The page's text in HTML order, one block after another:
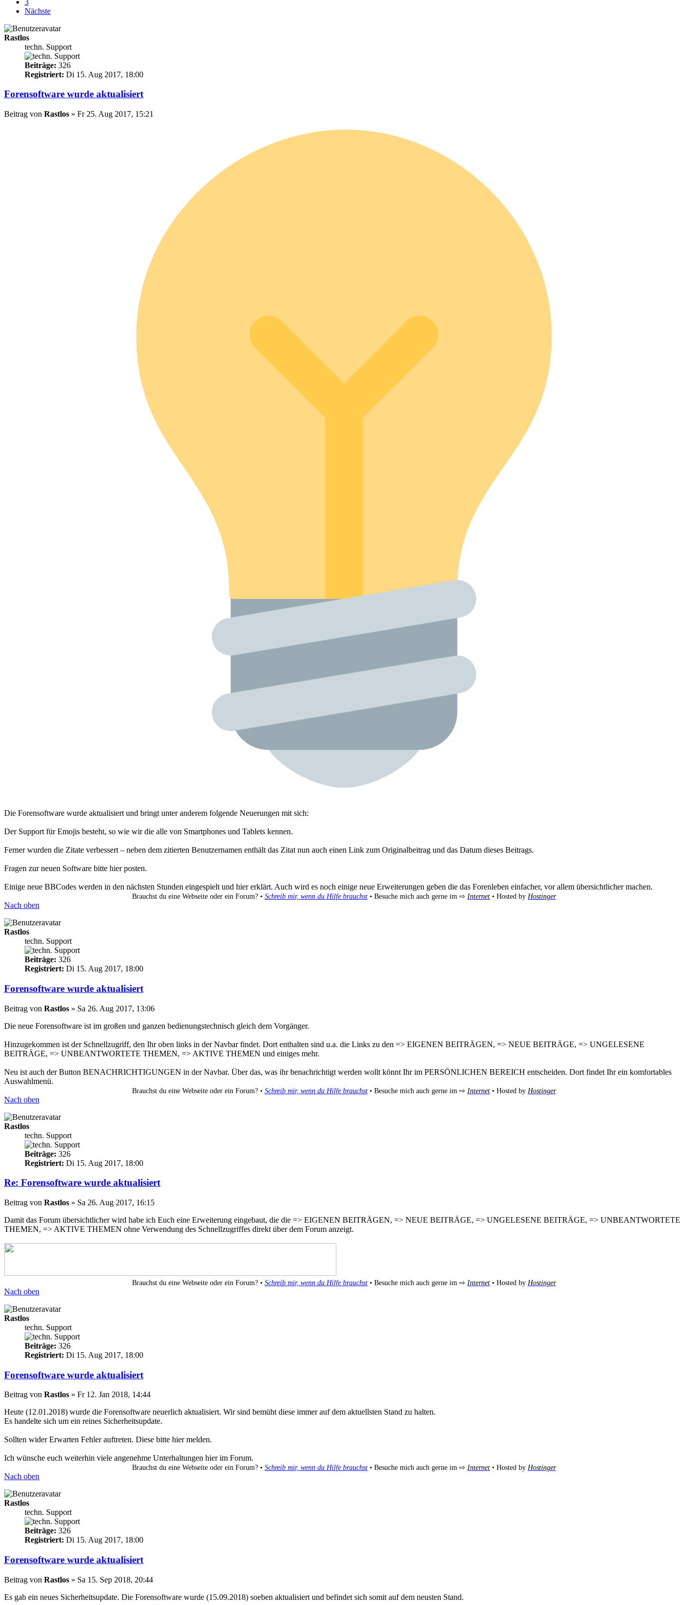
Nächste
Rastlos
techn. Support
Beiträge: 326
Registriert: Di 15. Aug 2017, 18:00
Forensoftware wurde aktualisiert
Beitrag von Rastlos » Fr 25. Aug 2017, 15:21
Die Forensoftware wurde aktualisiert und bringt unter anderem folgende Neuerungen mit sich:
Der Support für Emojis besteht, so wie wir die alle von Smartphones und Tablets kennen.
Ferner wurden die Zitate verbessert – neben dem zitierten Benutzernamen enthält das Zitat nun auch einen Link zum Originalbeitrag und das Datum dieses Beitrags.
Fragen zur neuen Software bitte hier posten.
Einige neue BBCodes werden in den nächsten Stunden eingespielt und hier erklärt. Auch wird es noch einige neue Erweiterungen geben die das Forenleben einfacher, vor allem übersichtlicher machen.
Brauchst du eine Webseite oder ein Forum? • Schreib mir, wenn du Hilfe brauchst • Besuche mich auch gerne im ⇨ Internet • Hosted by Hostinger
Nach oben
Rastlos
techn. Support
Beiträge: 326
Registriert: Di 15. Aug 2017, 18:00
Forensoftware wurde aktualisiert
Beitrag von Rastlos » Sa 26. Aug 2017, 13:06
Die neue Forensoftware ist im großen und ganzen bedienungstechnisch gleich dem Vorgänger.
Hinzugekommen ist der Schnellzugriff, den Ihr oben links in der Navbar findet. Dort enthalten sind u.a. die Links zu den => EIGENEN BEITRÄGEN, => NEUE BEITRÄGE, => UNGELESENE
BEITRÄGE, => UNBEANTWORTETE THEMEN, => AKTIVE THEMEN und einiges mehr.
Neu ist auch der Button BENACHRICHTIGUNGEN in der Navbar. Über das, was ihr benachrichtigt werden wollt könnt Ihr im PERSÖNLICHEN BEREICH entscheiden. Dort findet Ihr ein komfortables
Auswahlmenü.
Brauchst du eine Webseite oder ein Forum? • Schreib mir, wenn du Hilfe brauchst • Besuche mich auch gerne im ⇨ Internet • Hosted by Hostinger
Nach oben
Rastlos
techn. Support
Beiträge: 326
Registriert: Di 15. Aug 2017, 18:00
Re: Forensoftware wurde aktualisiert
Beitrag von Rastlos » Sa 26. Aug 2017, 16:15
Damit das Forum übersichtlicher wird habe ich Euch eine Erweiterung eingebaut, die die => EIGENEN BEITRÄGEN, => NEUE BEITRÄGE, => UNGELESENE BEITRÄGE, => UNBEANTWORTETE
THEMEN, => AKTIVE THEMEN ohne Verwendung des Schnellzugriffes direkt über dem Forum anzeigt.
Brauchst du eine Webseite oder ein Forum? • Schreib mir, wenn du Hilfe brauchst • Besuche mich auch gerne im ⇨ Internet • Hosted by Hostinger
Nach oben
Rastlos
techn. Support
Beiträge: 326
Registriert: Di 15. Aug 2017, 18:00
Forensoftware wurde aktualisiert
Beitrag von Rastlos » Fr 12. Jan 2018, 14:44
Heute (12.01.2018) wurde die Forensoftware neuerlich aktualisiert. Wir sind bemüht diese immer auf dem aktuellsten Stand zu halten.
Es handelte sich um ein reines Sicherheitsupdate.
Sollten wider Erwarten Fehler auftreten. Diese bitte hier melden.
Ich wünsche euch weiterhin viele angenehme Unterhaltungen hier im Forum.
Brauchst du eine Webseite oder ein Forum? • Schreib mir, wenn du Hilfe brauchst • Besuche mich auch gerne im ⇨ Internet • Hosted by Hostinger
Nach oben
Rastlos
techn. Support
Beiträge: 326
Registriert: Di 15. Aug 2017, 18:00
Forensoftware wurde aktualisiert
Beitrag von Rastlos » Sa 15. Sep 2018, 20:44
Es gab ein neues Sicherheitsupdate. Die Forensoftware wurde (15.09.2018) soeben aktualisiert und befindet sich somit auf dem neusten Stand.